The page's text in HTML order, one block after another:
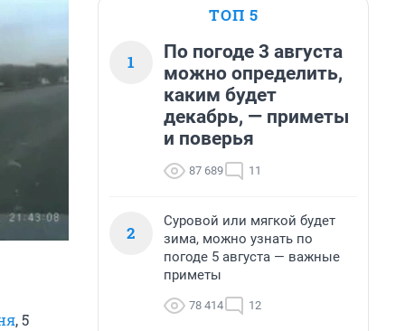
, 5
ТОП 5
1
По погоде 3 августа
можно определить,
каким будет
декабрь, — приметы
и поверья
87 689 11
2
Суровой или мягкой будет
зима, можно узнать по
погоде 5 августа — важные
приметы
78 414 12